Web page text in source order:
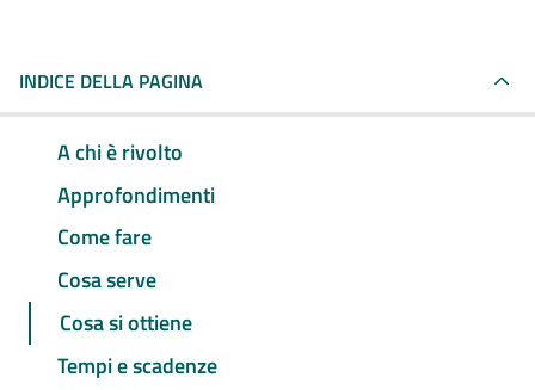
INDICE DELLA PAGINA
A chi è rivolto
Approfondimenti
Come fare
Cosa serve
Cosa si ottiene
Tempi e scadenze